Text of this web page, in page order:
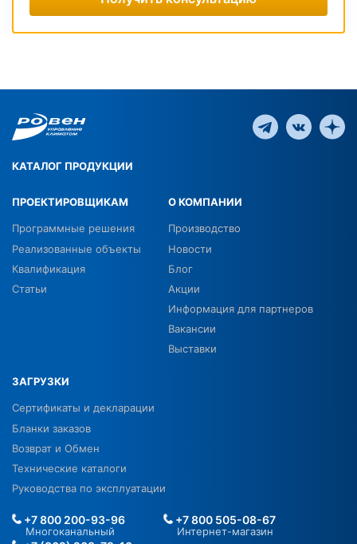
КАТАЛОГ ПРОДУКЦИИ
ПРОЕКТИРОВЩИКАМ
Программные решения
Реализованные объекты
Квалификация
Статьи
О КОМПАНИИ
Производство
Новости
Блог
Акции
Информация для партнеров
Вакансии
Выставки
ЗАГРУЗКИ
Сертификаты и декларации
Бланки заказов
Возврат и Обмен
Технические каталоги
Руководства по эксплуатации
+7 800 200-93-96
Многоканальный
+7 800 505-08-67
Интернет-магазин